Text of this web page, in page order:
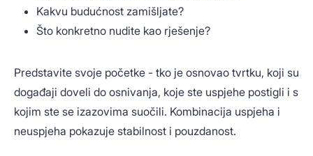
Kakvu budućnost zamišljate?
Što konkretno nudite kao rješenje?
Predstavite svoje početke - tko je osnovao tvrtku, koji su
događaji doveli do osnivanja, koje ste uspjehe postigli i s
kojim ste se izazovima suočili. Kombinacija uspjeha i
neuspjeha pokazuje stabilnost i pouzdanost.